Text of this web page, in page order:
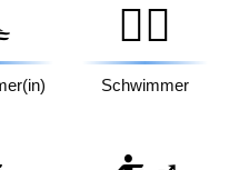
🏊‍♂️
Schwimmer